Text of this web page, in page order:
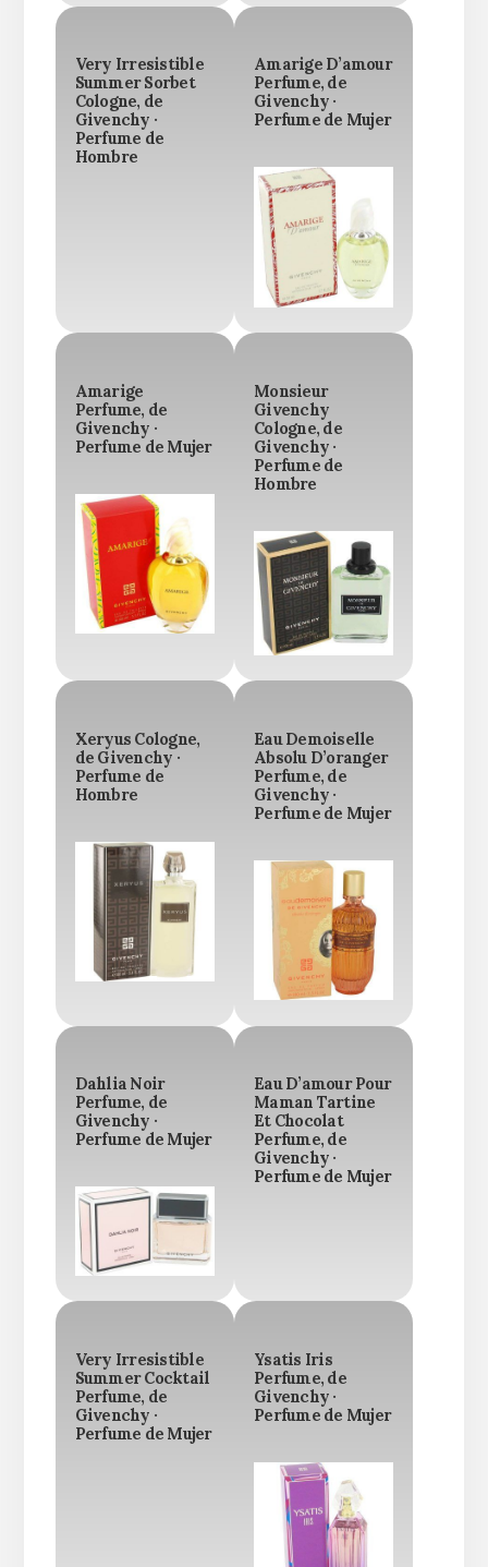
Very Irresistible
Summer Sorbet
Cologne, de
Givenchy ·
Perfume de
Hombre
Amarige D’amour
Perfume, de
Givenchy ·
Perfume de Mujer
Amarige
Perfume, de
Givenchy ·
Perfume de Mujer
Monsieur
Givenchy
Cologne, de
Givenchy ·
Perfume de
Hombre
Xeryus Cologne,
de Givenchy ·
Perfume de
Hombre
Eau Demoiselle
Absolu D’oranger
Perfume, de
Givenchy ·
Perfume de Mujer
Dahlia Noir
Perfume, de
Givenchy ·
Perfume de Mujer
Eau D’amour Pour
Maman Tartine
Et Chocolat
Perfume, de
Givenchy ·
Perfume de Mujer
Very Irresistible
Summer Cocktail
Perfume, de
Givenchy ·
Perfume de Mujer
Ysatis Iris
Perfume, de
Givenchy ·
Perfume de Mujer